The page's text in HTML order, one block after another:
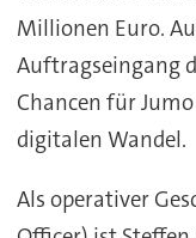
Millionen Euro.
Auftragseingang
Chancen für
digitalen Wandel.
Als operativer